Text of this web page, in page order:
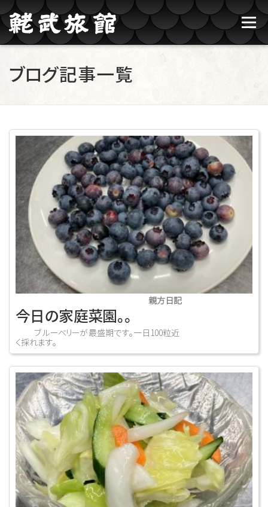
コンテンツへスキップ
メニュー
鮱武旅館のご紹介
ブログ記事一覧
ブログ記事一覧
親方日記
今日の家庭菜園。。
ブルーベリーが最盛期です。一日100粒近
く採れます。